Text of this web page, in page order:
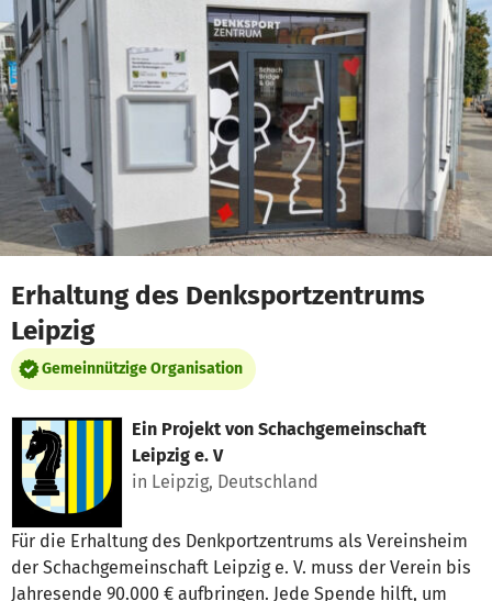
Zum Hauptinhalt springen
Erklärung zur Barrierefreiheit anzeigen
Erhaltung des Denksportzentrums
Leipzig
Gemeinnützige Organisation
Ein Projekt von Schachgemeinschaft
Leipzig e. V
in Leipzig, Deutschland
Für die Erhaltung des Denkportzentrums als Vereinsheim
der Schachgemeinschaft Leipzig e. V. muss der Verein bis
Jahresende 90.000 € aufbringen. Jede Spende hilft, um